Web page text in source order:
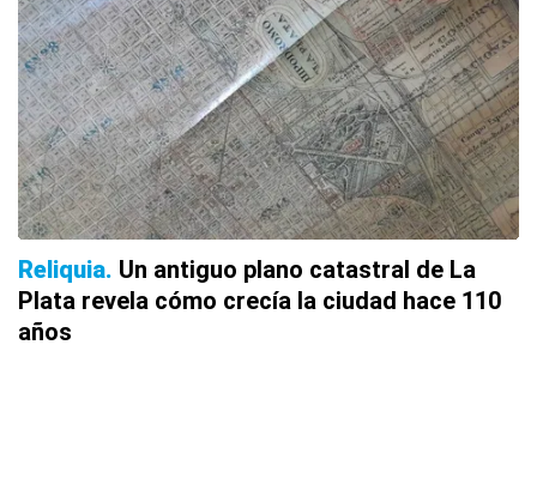
Reliquia Un antiguo plano catastral de La
Plata revela cómo crecía la ciudad hace 110
años